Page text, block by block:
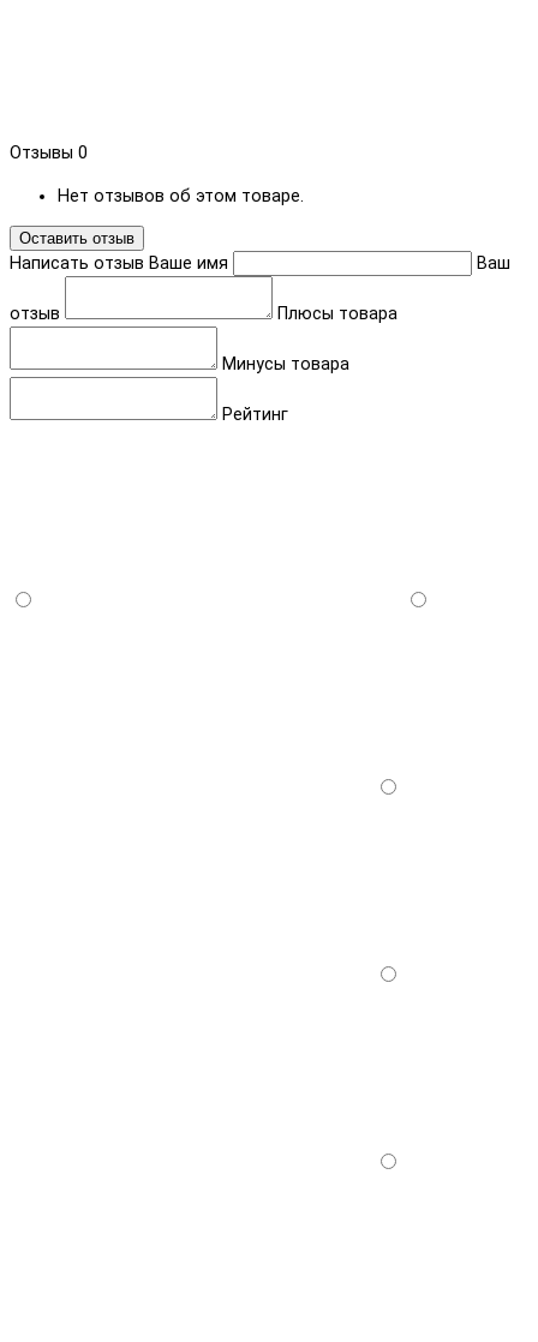
Отзывы 0
Нет отзывов об этом товаре.
Оставить отзыв
Написать отзыв Ваше имя Ваш
отзыв Плюсы товара
Минусы товара
Рейтинг